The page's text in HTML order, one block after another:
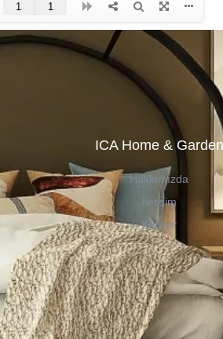
ICA Home & Garden
Hakkımızda
İletişim
Kariyer